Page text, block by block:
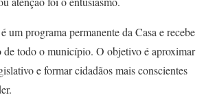
um programa permanente da Casa e recebe
de todo o município. O objetivo é aproximar
e formar cidadãos mais conscientes